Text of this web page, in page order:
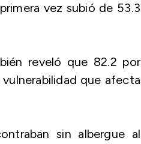
vez subió de 53.3
reveló que 82.2 por
que afecta
sin albergue al